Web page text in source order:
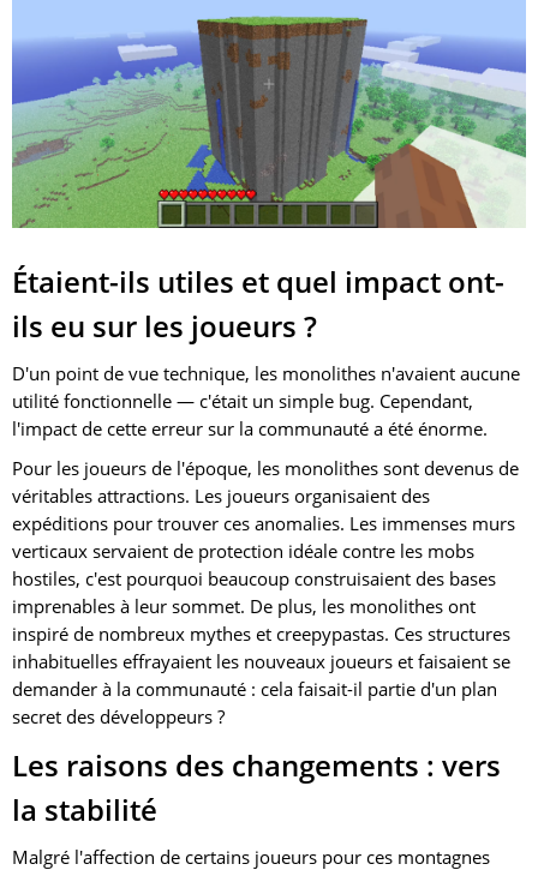
Étaient-ils utiles et quel impact ont-
ils eu sur les joueurs ?
D'un point de vue technique, les monolithes n'avaient aucune
utilité fonctionnelle — c'était un simple bug. Cependant,
l'impact de cette erreur sur la communauté a été énorme.
Pour les joueurs de l'époque, les monolithes sont devenus de
véritables attractions. Les joueurs organisaient des
expéditions pour trouver ces anomalies. Les immenses murs
verticaux servaient de protection idéale contre les mobs
hostiles, c'est pourquoi beaucoup construisaient des bases
imprenables à leur sommet. De plus, les monolithes ont
inspiré de nombreux mythes et creepypastas. Ces structures
inhabituelles effrayaient les nouveaux joueurs et faisaient se
demander à la communauté : cela faisait-il partie d'un plan
secret des développeurs ?
Les raisons des changements : vers
la stabilité
Malgré l'affection de certains joueurs pour ces montagnes